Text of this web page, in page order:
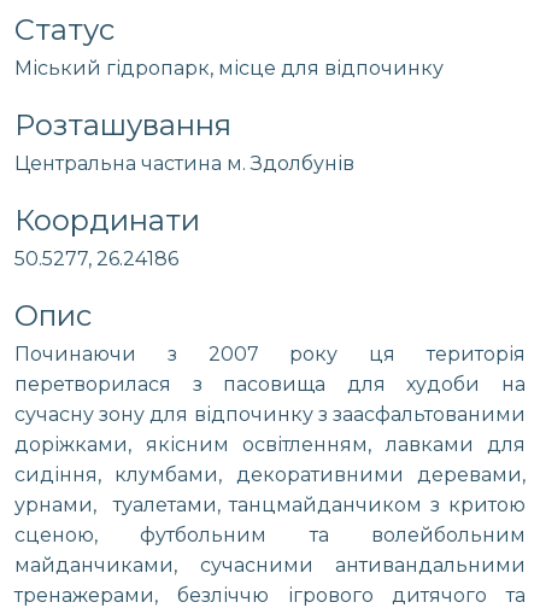
Статус
Міський гідропарк, місце для відпочинку
Розташування
Центральна частина м. Здолбунів
Координати
50.5277, 26.24186
Опис
Починаючи з 2007 року ця територія
перетворилася з пасовища для худоби на
сучасну зону для відпочинку з заасфальтованими
доріжками, якісним освітленням, лавками для
сидіння, клумбами, декоративними деревами,
урнами, туалетами, танцмайданчиком з критою
сценою, футбольним та волейбольним
майданчиками, сучасними антивандальними
тренажерами, безліччю ігрового дитячого та